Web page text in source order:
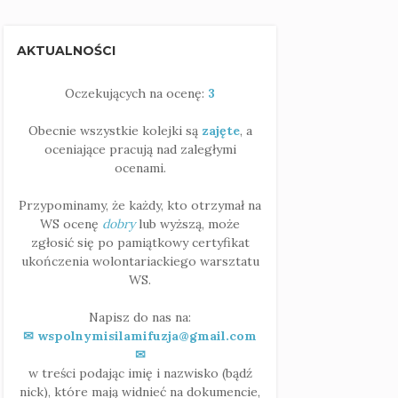
AKTUALNOŚCI
Oczekujących na ocenę: 3
Obecnie wszystkie kolejki są zajęte, a
oceniające pracują nad zaległymi
ocenami.
Przypominamy, że każdy, kto otrzymał na
WS ocenę dobrylub wyższą, może
zgłosić się po pamiątkowy certyfikat
ukończenia wolontariackiego warsztatu
WS.
Napisz do nas na:
✉ wspolnymisilamifuzja@gmail.com
✉
w treści podając imię i nazwisko (bądź
nick), które mają widnieć na dokumencie,